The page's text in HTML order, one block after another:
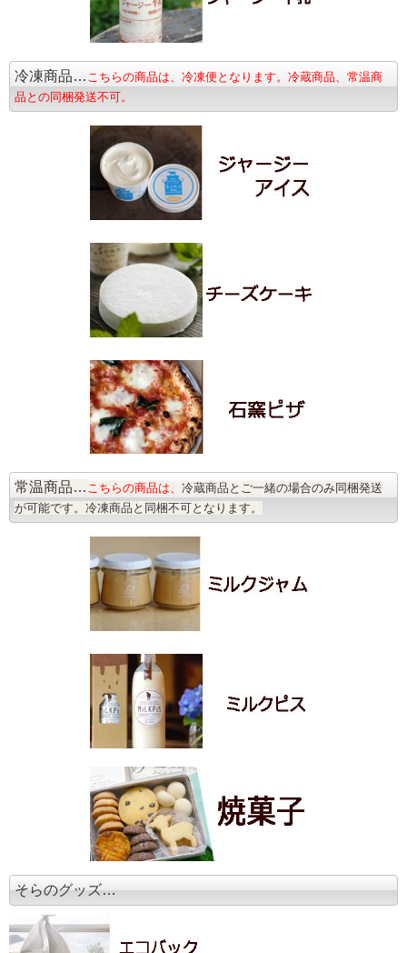
冷凍商品… こちらの商品は、冷凍便となります。冷蔵商品、常温商
品との同梱発送不可。
常温商品… こちらの商品は、 冷蔵商品とご一緒の場合のみ同梱発送
が可能です。冷凍商品と同梱不可となります。
そらのグッズ…